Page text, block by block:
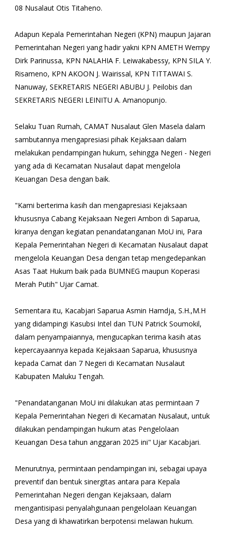
08 Nusalaut Otis Titaheno.
Adapun Kepala Pemerintahan Negeri (KPN) maupun Jajaran
Pemerintahan Negeri yang hadir yakni KPN AMETH Wempy
Dirk Parinussa, KPN NALAHIA F. Leiwakabessy, KPN SILA Y.
Risameno, KPN AKOON J. Wairissal, KPN TITTAWAI S.
Nanuway, SEKRETARIS NEGERI ABUBU J. Peilobis dan
SEKRETARIS NEGERI LEINITU A. Amanopunjo.
Selaku Tuan Rumah, CAMAT Nusalaut Glen Masela dalam
sambutannya mengapresiasi pihak Kejaksaan dalam
melakukan pendampingan hukum, sehingga Negeri - Negeri
yang ada di Kecamatan Nusalaut dapat mengelola
Keuangan Desa dengan baik.
"Kami berterima kasih dan mengapresiasi Kejaksaan
khususnya Cabang Kejaksaan Negeri Ambon di Saparua,
kiranya dengan kegiatan penandatanganan MoU ini, Para
Kepala Pemerintahan Negeri di Kecamatan Nusalaut dapat
mengelola Keuangan Desa dengan tetap mengedepankan
Asas Taat Hukum baik pada BUMNEG maupun Koperasi
Merah Putih" Ujar Camat.
Sementara itu, Kacabjari Saparua Asmin Hamdja, S.H.,M.H
yang didampingi Kasubsi Intel dan TUN Patrick Soumokil,
dalam penyampaiannya, mengucapkan terima kasih atas
kepercayaannya kepada Kejaksaan Saparua, khususnya
kepada Camat dan 7 Negeri di Kecamatan Nusalaut
Kabupaten Maluku Tengah.
"Penandatanganan MoU ini dilakukan atas permintaan 7
Kepala Pemerintahan Negeri di Kecamatan Nusalaut, untuk
dilakukan pendampingan hukum atas Pengelolaan
Keuangan Desa tahun anggaran 2025 ini" Ujar Kacabjari.
Menurutnya, permintaan pendampingan ini, sebagai upaya
preventif dan bentuk sinergitas antara para Kepala
Pemerintahan Negeri dengan Kejaksaan, dalam
mengantisipasi penyalahgunaan pengelolaan Keuangan
Desa yang di khawatirkan berpotensi melawan hukum.